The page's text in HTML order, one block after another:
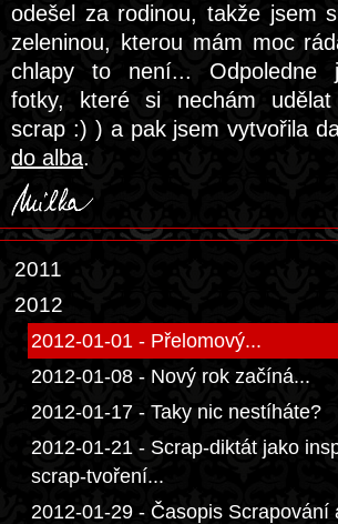
odešel za rodinou, takže jsem
zeleninou, kterou mám moc
chlapy to není... Odpoledne
fotky, které si nechám
scrap :) ) a pak jsem vytvořila
do alba.
2011
2012
2012-01-01 - Přelomový...
2012-01-08 - Nový rok začíná...
2012-01-17 - Taky nic nestíháte?
2012-01-21 - Scrap-diktát jako
scrap-tvoření...
2012-01-29 - Časopis Scrapování